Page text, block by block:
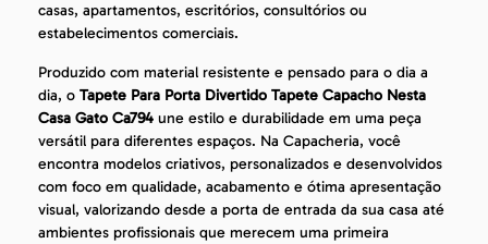
casas, apartamentos, escritórios, consultórios ou
estabelecimentos comerciais.
Produzido com material resistente e pensado para o dia a
dia, o Tapete Para Porta Divertido Tapete Capacho Nesta
Casa Gato Ca794 une estilo e durabilidade em uma peça
versátil para diferentes espaços. Na Capacheria, você
encontra modelos criativos, personalizados e desenvolvidos
com foco em qualidade, acabamento e ótima apresentação
visual, valorizando desde a porta de entrada da sua casa até
ambientes profissionais que merecem uma primeira